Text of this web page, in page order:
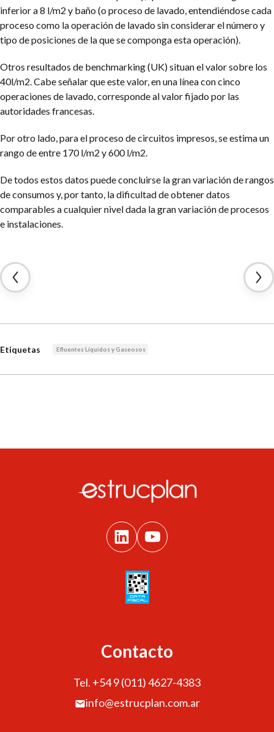
inferior a 8 l/m2 y baño (o proceso de lavado, entendiéndose cada
proceso como la operación de lavado sin considerar el número y
tipo de posiciones de la que se componga esta operación).
Otros resultados de benchmarking (UK) situan el valor sobre los
40l/m2. Cabe señalar que este valor, en una línea con cinco
operaciones de lavado, corresponde al valor fijado por las
autoridades francesas.
Por otro lado, para el proceso de circuitos impresos, se estima un
rango de entre 170 l/m2 y 600 l/m2.
De todos estos datos puede concluirse la gran variación de rangos
de consumos y, por tanto, la dificultad de obtener datos
comparables a cualquier nivel dada la gran variación de procesos
e instalaciones.
Etiquetas Efluentes Líquidos y Gaseosos
Contacto
Tel. +54 9 (011) 4627-4383
info@estrucplan.com.ar